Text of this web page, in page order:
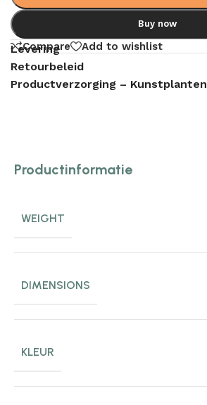
Buy now
Compare Add to wishlist
Levering
Retourbeleid
Productverzorging – Kunstplanten
Productinformatie
WEIGHT
DIMENSIONS
KLEUR